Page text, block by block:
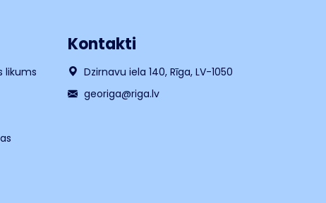
likums
Kontakti
Dzirnavu iela 140, Rīga, LV-1050
georiga@riga.lv